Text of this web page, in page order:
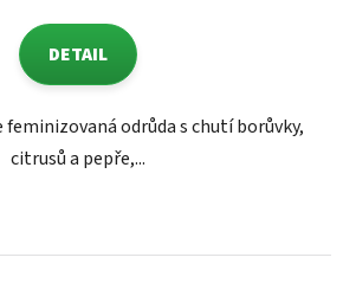
DETAIL
feminizovaná odrůda s chutí borůvky,
citrusů a pepře,...